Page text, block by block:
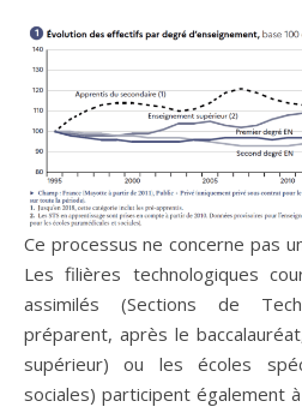
Ce processus ne concerne pas
Les filières technologiques
assimilés (Sections de
préparent, après le
supérieur) ou les écoles
sociales) participent également